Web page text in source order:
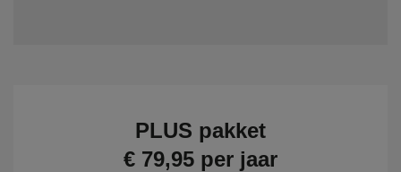
PLUS pakket
€ 79,95 per jaar